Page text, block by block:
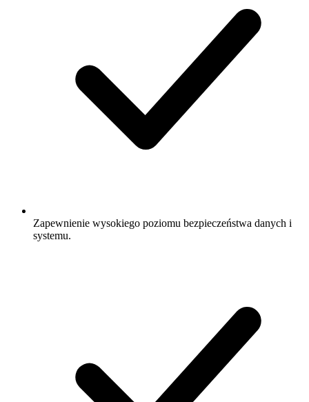
Zapewnienie wysokiego poziomu bezpieczeństwa danych i
systemu.